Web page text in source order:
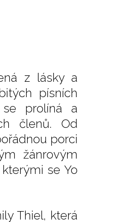
z lásky a
písních
se prolíná a
členů. Od
porci
žánrovým
se Yo
Thiel, která